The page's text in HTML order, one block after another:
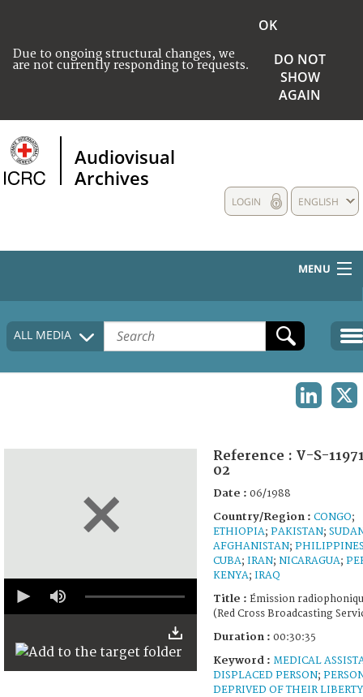
Due to ongoing structural changes, we
are not currently responding to requests.
OK
DO NOT
SHOW
AGAIN
Audiovisual
Archives
ENGLISH
LOGIN
MENU
HOME
COLLECTIONS DESCRIPTION
ALL MEDIA
seconds
30
Reference : V-S-
02
Date : 06/1988
Country/Region : CONGO;
ETHIOPIA; PAKISTAN;
AFGHANISTAN;
CUBA; IRAN; NICARAGUA;
KENYA; IRAQ
Title : Émission
(Red Cross Broadcasting
Duration : 00:30:35
Keyword : MEDICAL
DISPLACED PERSON;
DEPRIVED OF THEIR LIBERTY